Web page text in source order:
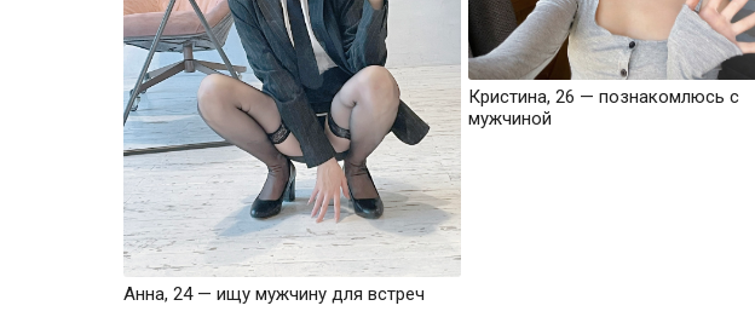
Анна, 24 — ищу мужчину для встреч
Кристина, 26 — познакомлюсь с
мужчиной